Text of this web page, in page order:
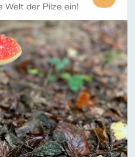
Welt der Pilze ein!